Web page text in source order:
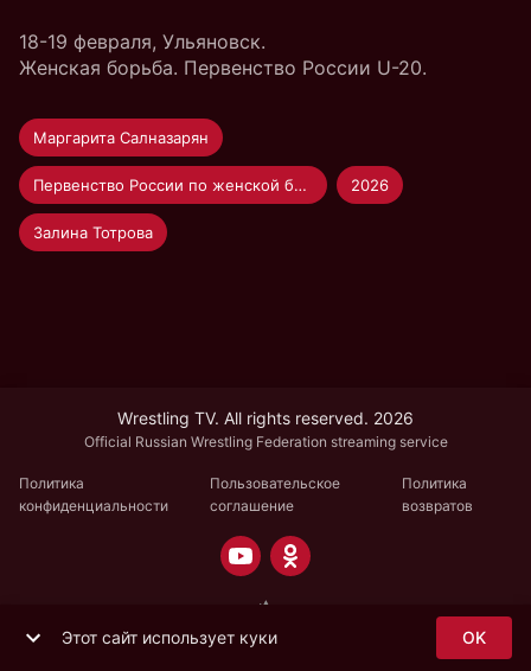
18-19 февраля, Ульяновск.
Женская борьба. Первенство России U-20.
Маргарита Салназарян
Первенство России по женской борьбе U-20 2026
Залина Тотрова
Wrestling TV. All rights reserved. 2026
Official Russian Wrestling Federation streaming service
Политика
конфиденциальности
Пользовательское
соглашение
Политика
возвратов
Этот сайт использует куки OK